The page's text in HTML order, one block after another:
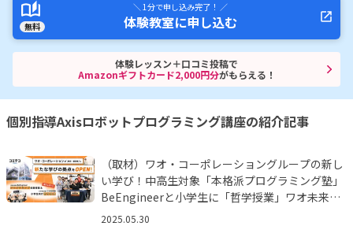
無料
＼ 1分で申し込み完了！ ／
体験教室に申し込む
体験レッスン＋口コミ投稿で
Amazonギフトカード2,000円分がもらえる！
個別指導Axisロボットプログラミング講座の紹介記事
（取材）ワオ・コーポレーショングループの新し
い学び！中高生対象「本格派プログラミング塾」
BeEngineerと小学生に「哲学授業」ワオ未来塾
とは!?
2025.05.30